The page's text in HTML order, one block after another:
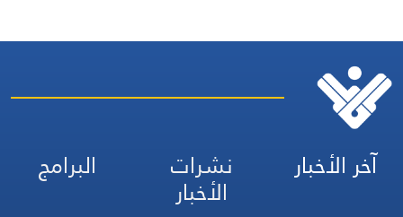
آخر الأخبار نشرات
الأخبار
البرامج